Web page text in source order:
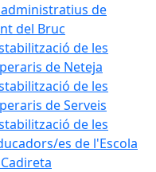
de
del Bruc
de les
de Neteja
de les
de Serveis
de les
es de l'Escola